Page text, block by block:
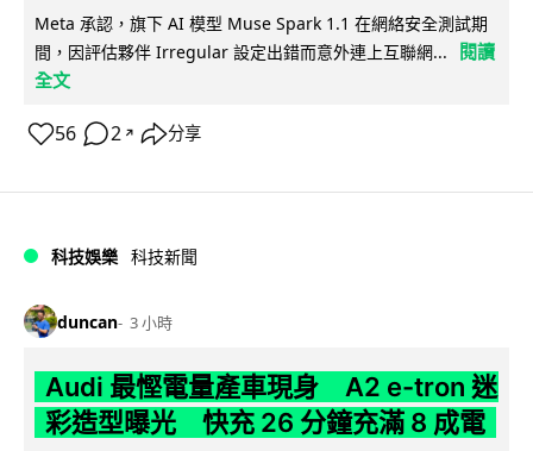
Meta 承認，旗下 AI 模型 Muse Spark 1.1 在網絡安全測試期
間，因評估夥伴 Irregular 設定出錯而意外連上互聯網...
閱讀
全文
56 2 ↗ 分享
科技娛樂 科技新聞
duncan 3 小時
Audi 最慳電量產車現身 A2 e-tron 迷
彩造型曝光 快充 26 分鐘充滿 8 成電